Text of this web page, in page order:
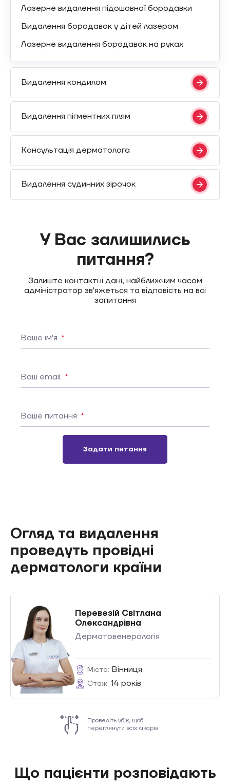
Лазерне видалення підошовної бородавки
Видалення бородавок у дітей лазером
Лазерне видалення бородавок на руках
Видалення кондилом
Видалення пігментних плям
Консультація дерматолога
Видалення судинних зірочок
У Вас залишились
питання?
Залиште контактні дані, найближчим часом
адміністратор зв'яжеться та відповість на всі
запитання
Ваше ім'я *
Ваш email *
Ваше питання *
Задати питання
Огляд та видалення
проведуть провідні
дерматологи країни
Дерматовенерологія
Перевезій Світлана
Олександрівна
Місто: Вінниця
Стаж: 14 років
Проведіть убік, щоб
переглянути всіх лікарів
Що пацієнти розповідають